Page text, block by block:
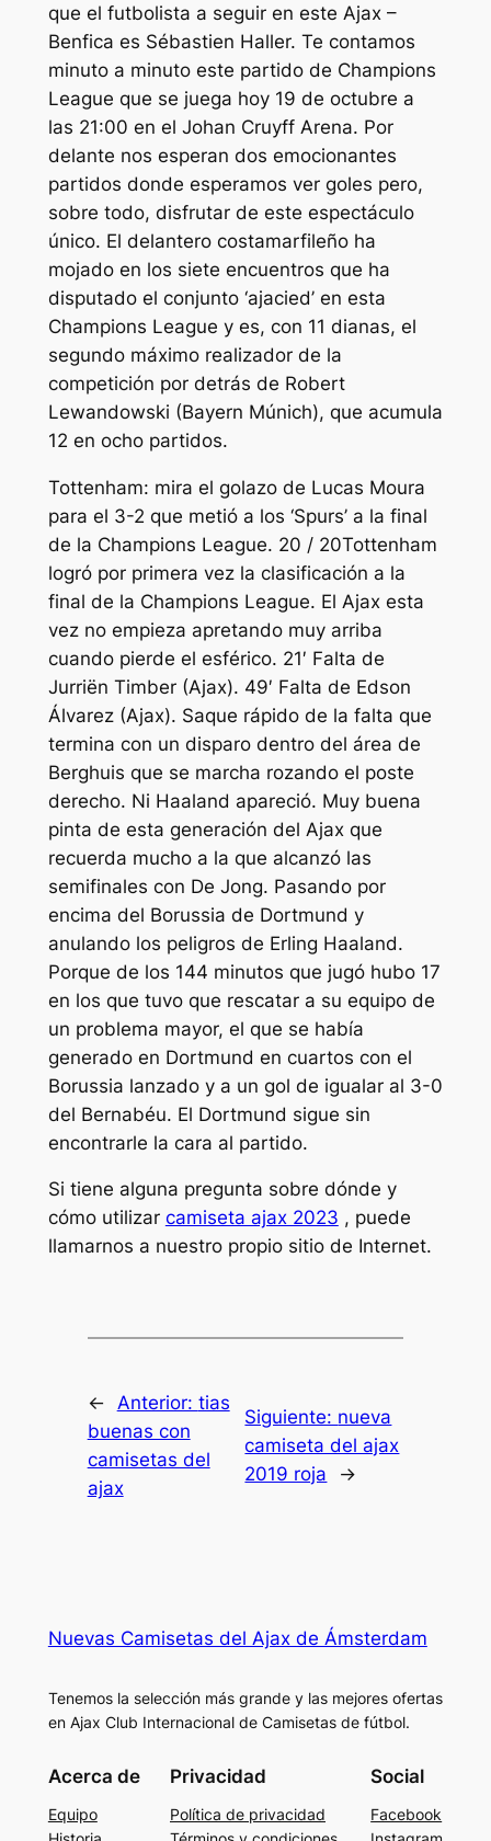
que el futbolista a seguir en este Ajax –
Benfica es Sébastien Haller. Te contamos
minuto a minuto este partido de Champions
League que se juega hoy 19 de octubre a
las 21:00 en el Johan Cruyff Arena. Por
delante nos esperan dos emocionantes
partidos donde esperamos ver goles pero,
sobre todo, disfrutar de este espectáculo
único. El delantero costamarfileño ha
mojado en los siete encuentros que ha
disputado el conjunto ‘ajacied’ en esta
Champions League y es, con 11 dianas, el
segundo máximo realizador de la
competición por detrás de Robert
Lewandowski (Bayern Múnich), que acumula
12 en ocho partidos.
Tottenham: mira el golazo de Lucas Moura
para el 3-2 que metió a los ‘Spurs’ a la final
de la Champions League. 20 / 20Tottenham
logró por primera vez la clasificación a la
final de la Champions League. El Ajax esta
vez no empieza apretando muy arriba
cuando pierde el esférico. 21′ Falta de
Jurriën Timber (Ajax). 49′ Falta de Edson
Álvarez (Ajax). Saque rápido de la falta que
termina con un disparo dentro del área de
Berghuis que se marcha rozando el poste
derecho. Ni Haaland apareció. Muy buena
pinta de esta generación del Ajax que
recuerda mucho a la que alcanzó las
semifinales con De Jong. Pasando por
encima del Borussia de Dortmund y
anulando los peligros de Erling Haaland.
Porque de los 144 minutos que jugó hubo 17
en los que tuvo que rescatar a su equipo de
un problema mayor, el que se había
generado en Dortmund en cuartos con el
Borussia lanzado y a un gol de igualar al 3-0
del Bernabéu. El Dortmund sigue sin
encontrarle la cara al partido.
Si tiene alguna pregunta sobre dónde y
cómo utilizar camiseta ajax 2023 , puede
llamarnos a nuestro propio sitio de Internet.
← Anterior: tias
buenas con
camisetas del
ajax
Siguiente: nueva
camiseta del ajax
2019 roja
→
Nuevas Camisetas del Ajax de Ámsterdam
Tenemos la selección más grande y las mejores ofertas
en Ajax Club Internacional de Camisetas de fútbol.
Acerca de
Equipo
Privacidad
Política de privacidad
Social
Facebook